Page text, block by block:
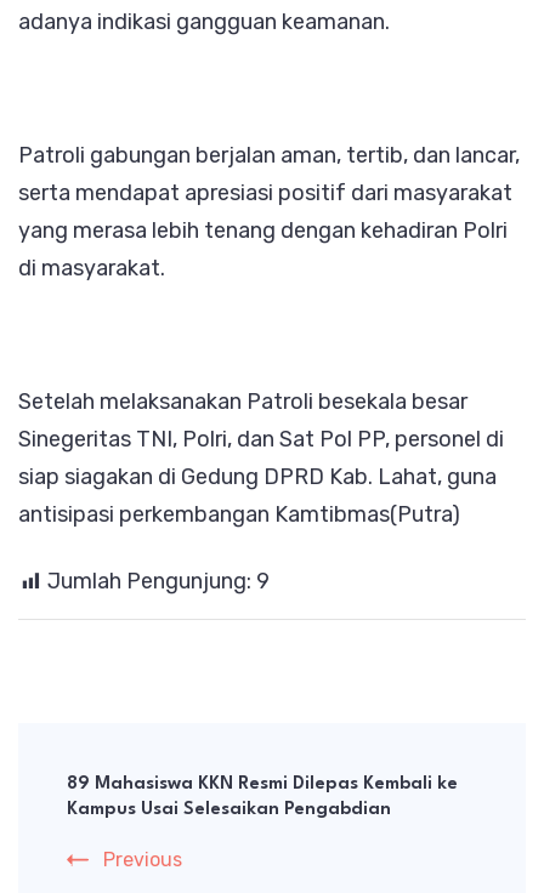
adanya indikasi gangguan keamanan.
Patroli gabungan berjalan aman, tertib, dan lancar,
serta mendapat apresiasi positif dari masyarakat
yang merasa lebih tenang dengan kehadiran Polri
di masyarakat.
Setelah melaksanakan Patroli besekala besar
Sinegeritas TNI, Polri, dan Sat Pol PP, personel di
siap siagakan di Gedung DPRD Kab. Lahat, guna
antisipasi perkembangan Kamtibmas(Putra)
Jumlah Pengunjung: 9
Navigation
89 Mahasiswa KKN Resmi Dilepas Kembali ke
Kampus Usai Selesaikan Pengabdian
Previous